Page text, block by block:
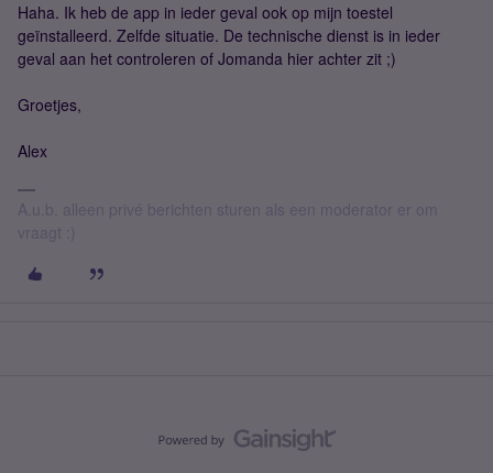
Haha. Ik heb de app in ieder geval ook op mijn toestel
geïnstalleerd. Zelfde situatie. De technische dienst is in ieder
geval aan het controleren of Jomanda hier achter zit ;)
Groetjes,
Alex
A.u.b. alleen privé berichten sturen als een moderator er om
vraagt :)